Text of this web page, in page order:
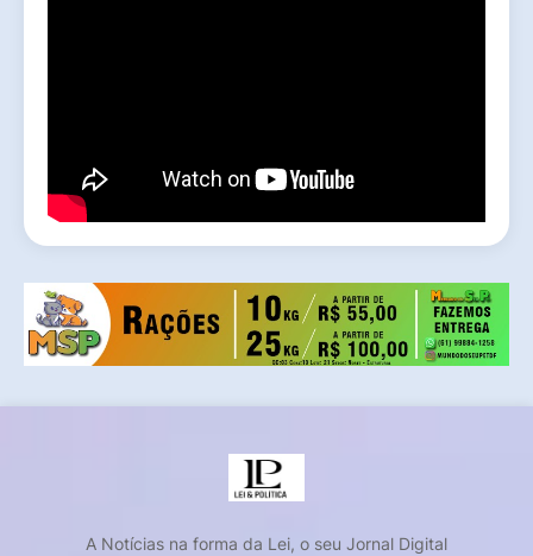
A Notícias na forma da Lei, o seu Jornal Digital